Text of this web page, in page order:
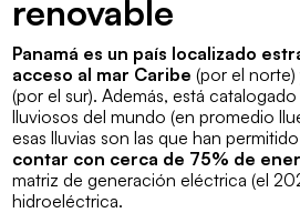
renovable
Panamá es un país localizado
acceso al mar Caribe (por el norte)
(por el sur). Además, está
lluviosos del mundo (en promedio
esas lluvias son las que han
contar con cerca de 75% de
matriz de generación eléctrica (el
hidroeléctrica.